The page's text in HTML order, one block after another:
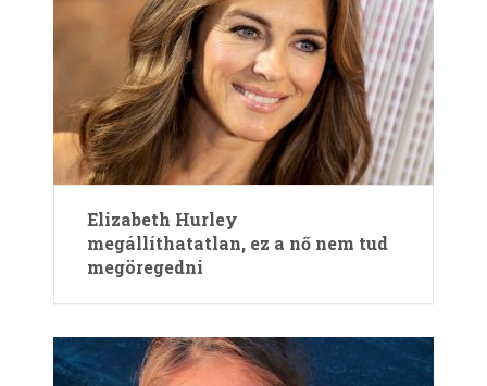
Elizabeth Hurley
megállíthatatlan, ez a nő nem tud
megöregedni